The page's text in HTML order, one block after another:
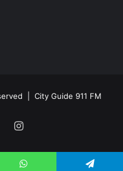
| City Guide 911 FM
Instagram